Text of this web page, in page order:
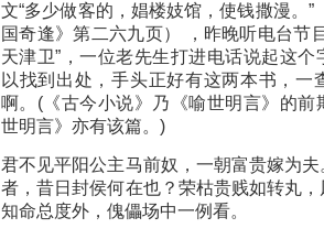
文“多少做客的，娼楼妓馆，使钱撒漫。”
国奇逢》第二六九页） ，昨晚听电台节
天津卫”，一位老先生打进电话说起这
以找到出处，手头正好有这两本书，一
啊。(《古今小说》乃《喻世明言》的前
世明言》亦有该篇。)
君不见平阳公主马前奴，一朝富贵嫁为
者，昔日封侯何在也？荣枯贵贱如转丸
知命总度外，傀儡场中一例看。